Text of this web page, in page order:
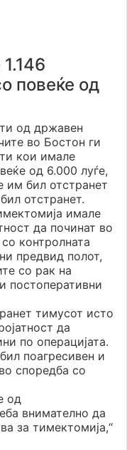
повеќе од
од државен
во Бостон ги
кои имале
од 6.000 луѓе,
им бил отстранет
отстранет.
имале
да починат во
контролната
предвид полот,
со рак на
постоперативни
тимусот исто
да
по операцијата.
поагресивен и
споредба со
од
внимателно да
за тимектомија,“